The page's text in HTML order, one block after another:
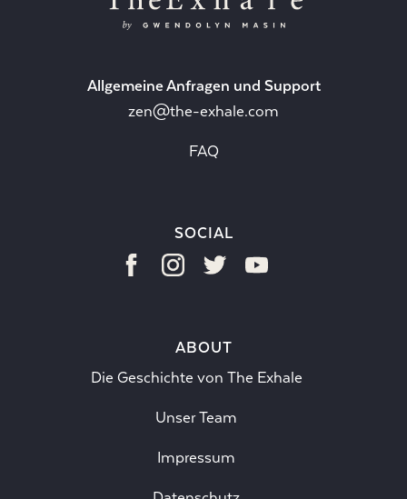
Allgemeine Anfragen und Support
zen@the-exhale.com
FAQ
SOCIAL
ABOUT
Die Geschichte von The Exhale
Unser Team
Impressum